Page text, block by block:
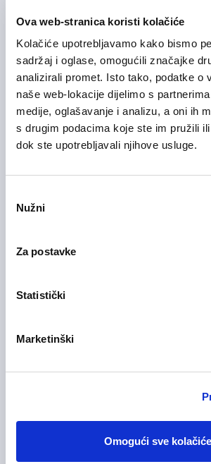
Ova web-stranica koristi kolačiće
Kolačiće upotrebljavamo kako bismo
sadržaj i oglase, omogućili značajke
analizirali promet. Isto tako, podatke o
naše web-lokacije dijelimo s
medije, oglašavanje i analizu, a oni ih
s drugim podacima koje ste im pružili
dok ste upotrebljavali njihove usluge.
Selection
Nužni
Za postavke
Statistički
Marketinški
Omogući sve kolačiće
Office Administrator
Administracija / uredski poslovi
Na licu mjesta Sarajevo
Administracija / uredski poslovi
Operater/ka u odjelu Quality